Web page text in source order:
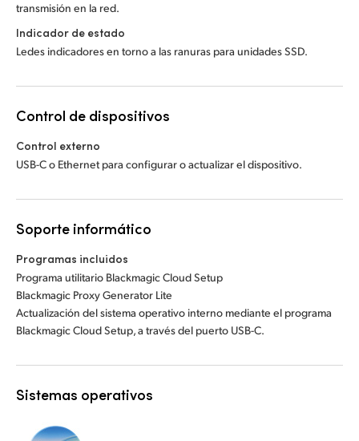
transmisión en la red.
Indicador de estado
Ledes indicadores en torno a las ranuras para unidades SSD.
Control de dispositivos
Control externo
USB-C o Ethernet para configurar o actualizar el dispositivo.
Soporte informático
Programas incluidos
Programa utilitario Blackmagic Cloud Setup
Blackmagic Proxy Generator Lite
Actualización del sistema operativo interno mediante el programa
Blackmagic Cloud Setup, a través del puerto USB-C.
Sistemas operativos